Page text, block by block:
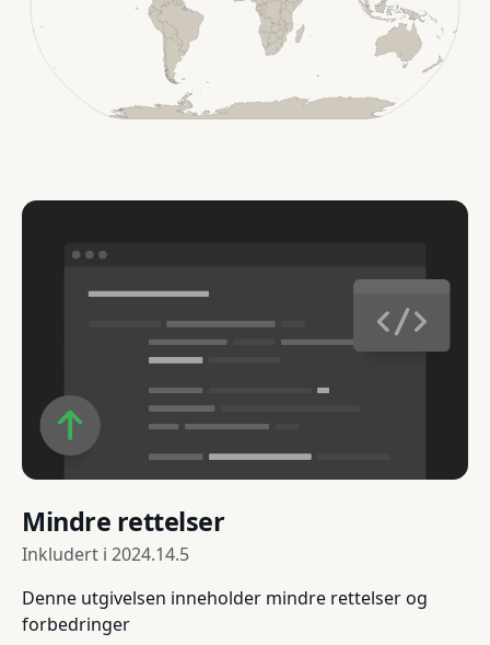
Mindre rettelser
Inkludert i 2024.14.5
Denne utgivelsen inneholder mindre rettelser og
forbedringer